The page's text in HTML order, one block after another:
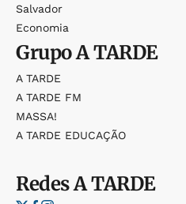
Salvador
Economia
GrupoA TARDE
A TARDE
A TARDE FM
MASSA!
A TARDE EDUCAÇÃO
RedesA TARDE